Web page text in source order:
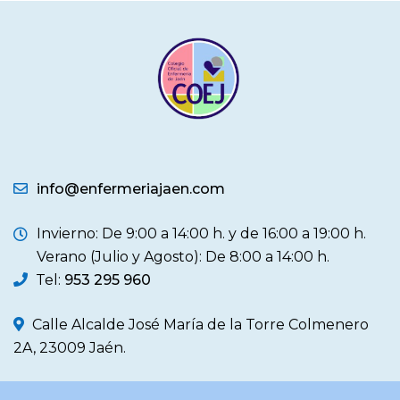
info@enfermeriajaen.com
Invierno: De 9:00 a 14:00 h. y de 16:00 a 19:00 h.
Verano (Julio y Agosto): De 8:00 a 14:00 h.
Tel: 953 295 960
Calle Alcalde José María de la Torre Colmenero
2A, 23009 Jaén.